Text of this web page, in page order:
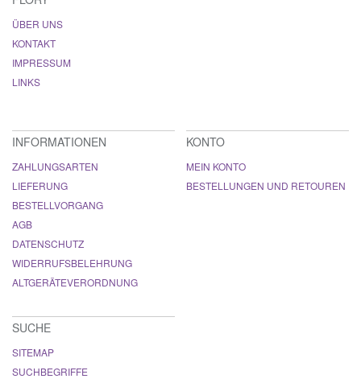
ÜBER UNS
KONTAKT
IMPRESSUM
LINKS
INFORMATIONEN
ZAHLUNGSARTEN
LIEFERUNG
BESTELLVORGANG
AGB
DATENSCHUTZ
WIDERRUFSBELEHRUNG
ALTGERÄTEVERORDNUNG
KONTO
MEIN KONTO
BESTELLUNGEN UND RETOUREN
SUCHE
SITEMAP
SUCHBEGRIFFE